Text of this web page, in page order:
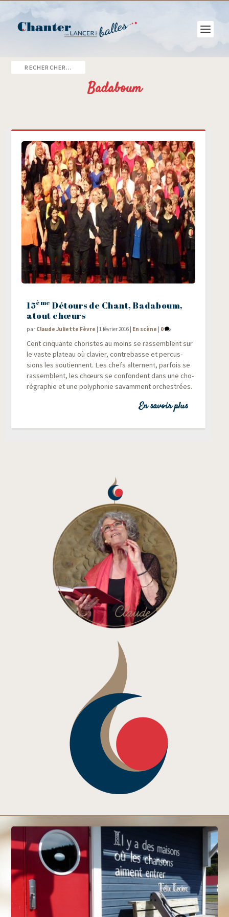
Badaboum
15ème Détours de Chant, Badaboum,
atout chœurs
par Claude Juliette Fèvre | 1 février 2016 | En scène | 0
Cent cin­quante cho­ristes au moins se ras­semblent sur
le vaste pla­teau où cla­vier, contre­basse et per­cus­
sions les sou­tiennent. Les chefs alternent, par­fois se
ras­semblent, les chœurs se confondent dans une cho­
ré­gra­phie et une poly­pho­nie savam­ment orchestrées.
En savoir plus